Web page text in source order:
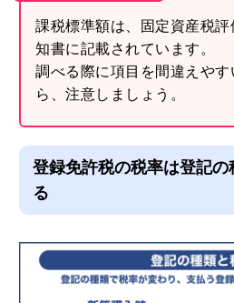
課税標準額は、固定資産税評
調べる際に項目を間違えや
ら、注意しましょう。
登録免許税の税率は登記
る